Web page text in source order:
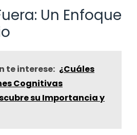
Un Enfoque
te interese: ¿Cuáles
Cognitivas
su Importancia y